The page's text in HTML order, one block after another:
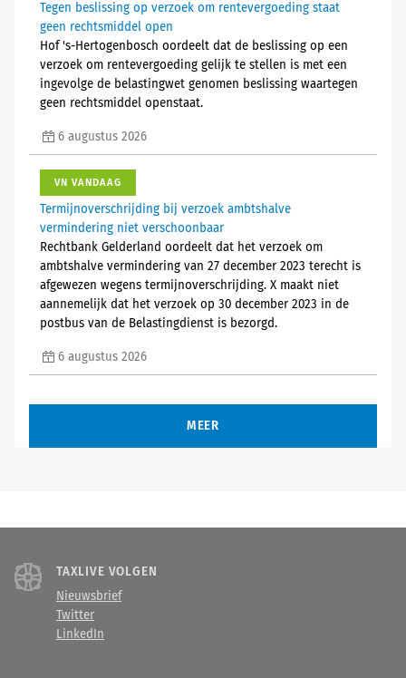
Tegen beslissing op verzoek om rentevergoeding staat
geen rechtsmiddel open
Hof 's-Hertogenbosch oordeelt dat de beslissing op een
verzoek om rentevergoeding gelijk te stellen is met een
ingevolge de belastingwet genomen beslissing waartegen
geen rechtsmiddel openstaat.
6 augustus 2026
VN VANDAAG
Termijnoverschrijding bij verzoek ambtshalve
vermindering niet verschoonbaar
Rechtbank Gelderland oordeelt dat het verzoek om
ambtshalve vermindering van 27 december 2023 terecht is
afgewezen wegens termijnoverschrijding. X maakt niet
aannemelijk dat het verzoek op 30 december 2023 in de
postbus van de Belastingdienst is bezorgd.
6 augustus 2026
MEER
TAXLIVE VOLGEN
Nieuwsbrief
Twitter
LinkedIn